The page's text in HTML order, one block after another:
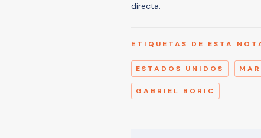
directa.
ETIQUETAS DE ESTA
ESTADOS UNIDOS
GABRIEL BORIC